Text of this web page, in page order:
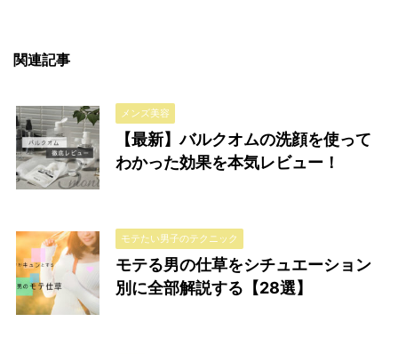
関連記事
メンズ美容
【最新】バルクオムの洗顔を使って
わかった効果を本気レビュー！
モテたい男子のテクニック
モテる男の仕草をシチュエーション
別に全部解説する【28選】